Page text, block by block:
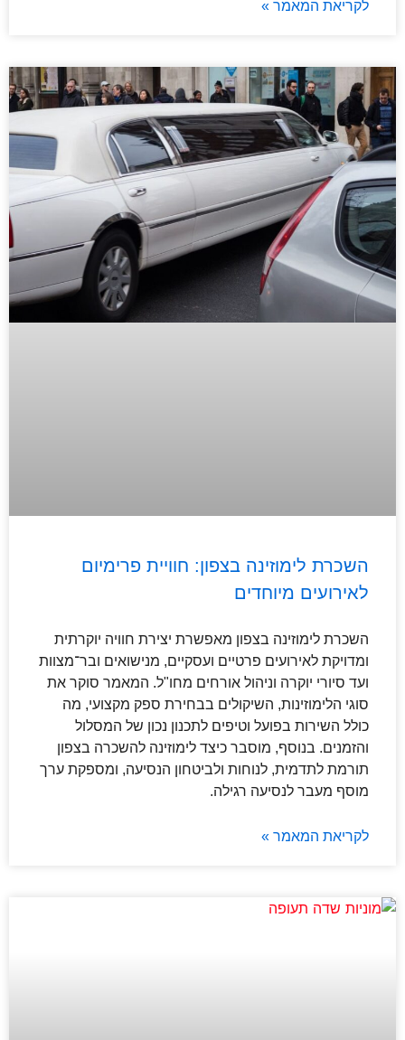
לקריאת המאמר »
השכרת לימוזינה בצפון: חוויית פרימיום
לאירועים מיוחדים
השכרת לימוזינה בצפון מאפשרת יצירת חוויה יוקרתית
ומדויקת לאירועים פרטיים ועסקיים, מנישואים ובר־מצוות
ועד סיורי יוקרה וניהול אורחים מחו"ל. המאמר סוקר את
סוגי הלימוזינות, השיקולים בבחירת ספק מקצועי, מה
כולל השירות בפועל וטיפים לתכנון נכון של המסלול
והזמנים. בנוסף, מוסבר כיצד לימוזינה להשכרה בצפון
תורמת לתדמית, לנוחות ולביטחון הנסיעה, ומספקת ערך
מוסף מעבר לנסיעה רגילה.
לקריאת המאמר »